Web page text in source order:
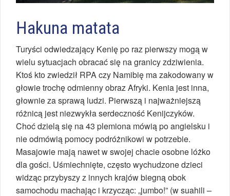
Hakuna matata
Turyści odwiedzający Kenię po raz pierwszy mogą w
wielu sytuacjach obracać się na granicy zdziwienia.
Ktoś kto zwiedził RPA czy Namibię ma zakodowany w
głowie trochę odmienny obraz Afryki. Kenia jest inna,
głownie za sprawą ludzi. Pierwszą i najważniejszą
różnicą jest niezwykła serdeczność Kenijczyków.
Choć dzielą się na 43 plemiona mówią po angielsku i
nie odmówią pomocy podróżnikowi w potrzebie.
Masajowie mają nawet w swojej chacie osobne lóżko
dla gości. Uśmiechnięte, często wychudzone dzieci
widząc przybyszy z innych krajów biegną obok
samochodu machając i krzycząc: „jumbo!” (w suahili –